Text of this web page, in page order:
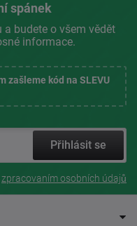
spánek
a budete o všem vědět
informace.
zašleme kód na SLEVU
Přihlásit se
zpracovaním osobních údajů